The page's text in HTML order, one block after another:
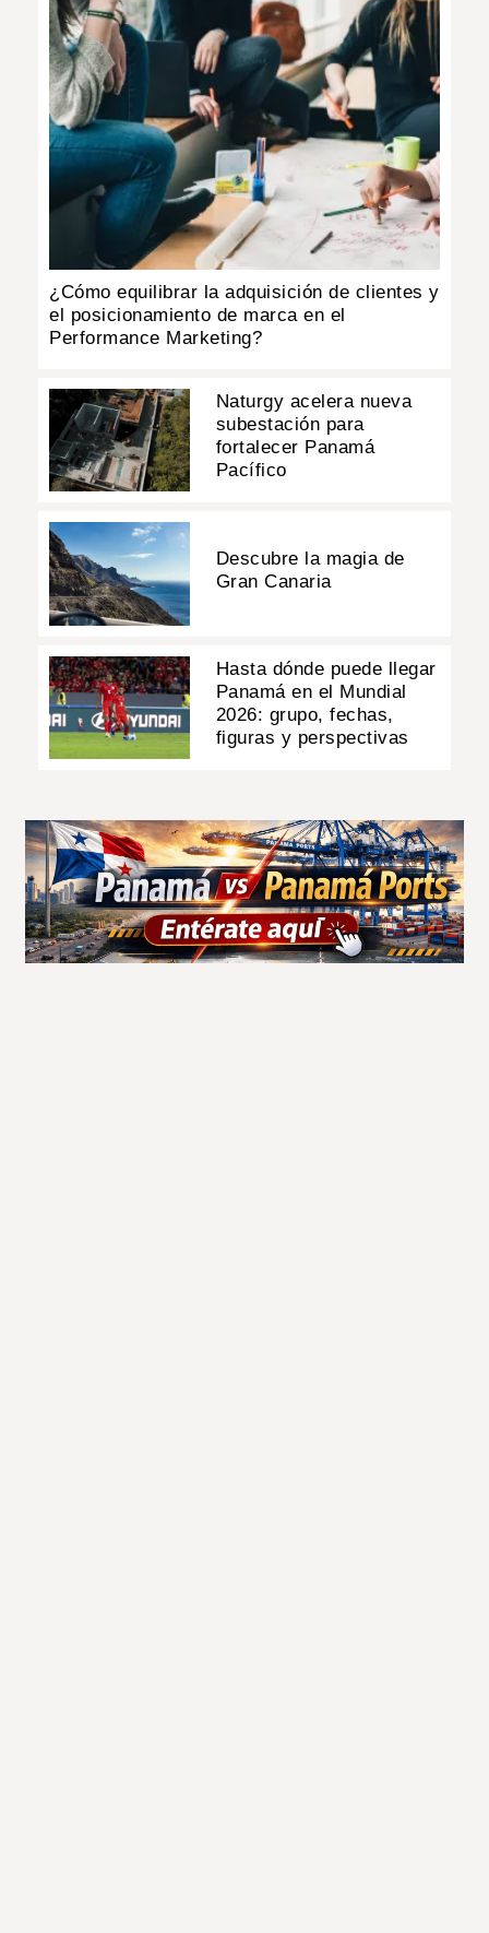
¿Cómo equilibrar la adquisición de clientes y
el posicionamiento de marca en el
Performance Marketing?
Naturgy acelera nueva
subestación para
fortalecer Panamá
Pacífico
Descubre la magia de
Gran Canaria
Hasta dónde puede llegar
Panamá en el Mundial
2026: grupo, fechas,
figuras y perspectivas